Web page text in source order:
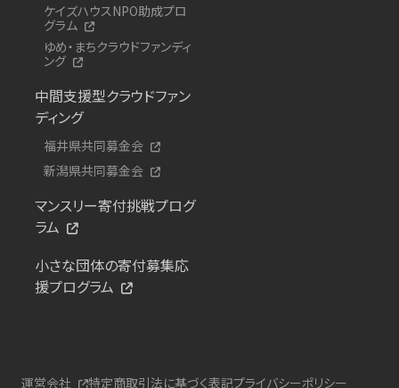
ケイズハウスNPO助成プロ
グラム
ゆめ・まちクラウドファンディ
ング
中間支援型クラウドファン
ディング
福井県共同募金会
新潟県共同募金会
マンスリー寄付挑戦プログ
ラム
小さな団体の寄付募集応
援プログラム
運営会社 特定商取引法に基づく表記プライバシーポリシー